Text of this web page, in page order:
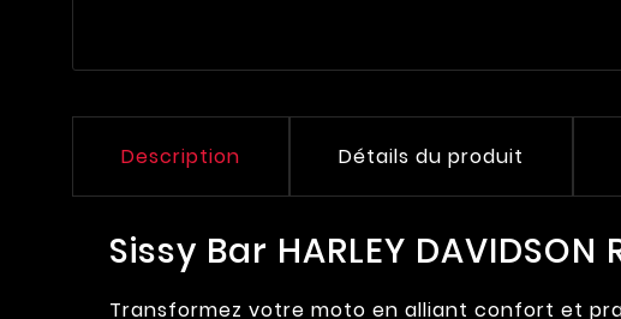
Description Détails du produit
Sissy Bar HARLEY
Transformez votre moto en alliant confort et